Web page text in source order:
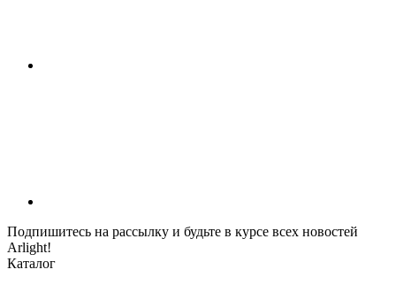
Подпишитесь на рассылку и будьте в курсе всех новостей
Arlight!
Каталог